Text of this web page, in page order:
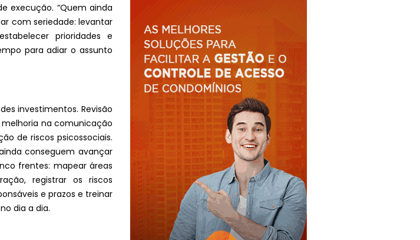
execução. “Quem ainda
com seriedade: levantar
prioridades e
para adiar o assunto
investimentos. Revisão
na comunicação
de riscos psicossociais.
conseguem avançar
frentes: mapear áreas
registrar os riscos
e prazos e treinar
dia a dia.